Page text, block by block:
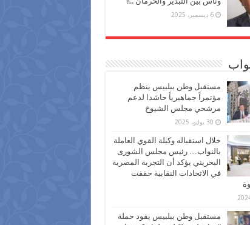
6 ديسمبر، 2025
مستقبل وطن ببلبيس ينظم
مؤتمراً جماهيرياً حاشدا لدعم
مرشحي مجلس الشيوخ
30 يوليو، 2025
خلال استقباله وكيلة القوي العاملة
بالنواب… رئيس مجلس الشورى
البحريني يؤكد أن التجربة المصرية
في الاتحادات النقابية حققت
مستقبل وطن ببلبيس يقود حملة